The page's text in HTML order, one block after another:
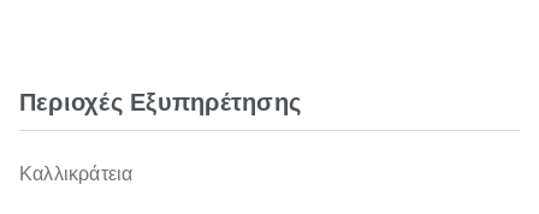
Περιοχές Εξυπηρέτησης
Καλλικράτεια